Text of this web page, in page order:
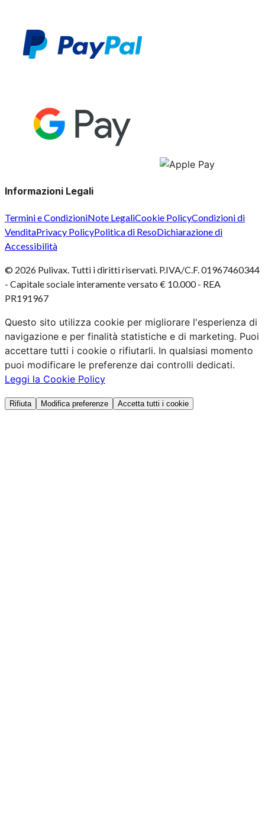
Informazioni Legali
Termini e CondizioniNote LegaliCookie PolicyCondizioni di
VenditaPrivacy PolicyPolitica di ResoDichiarazione di
Accessibilità
© 2026 Pulivax. Tutti i diritti riservati. P.IVA/C.F. 01967460344
- Capitale sociale interamente versato € 10.000 - REA
PR191967
Questo sito utilizza cookie per migliorare l'esperienza di
navigazione e per finalità statistiche e di marketing. Puoi
accettare tutti i cookie o rifiutarli. In qualsiasi momento
puoi modificare le preferenze dai controlli dedicati.
Leggi la Cookie Policy
Rifiuta Modifica preferenze Accetta tutti i cookie